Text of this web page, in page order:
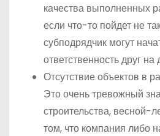
качества выполненных
если что-то пойдет не
субподрядчик могут
ответственность друг на
Отсутствие объектов в
Это очень тревожный
строительства, весной-
том, что компания либо